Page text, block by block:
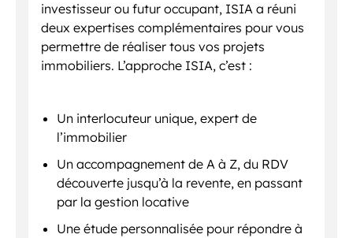
investisseur ou futur occupant, ISIA a réuni
deux expertises complémentaires pour vous
permettre de réaliser tous vos projets
immobiliers. L’approche ISIA, c’est :
Un interlocuteur unique, expert de
l’immobilier
Un accompagnement de A à Z, du RDV
découverte jusqu’à la revente, en passant
par la gestion locative
Une étude personnalisée pour répondre à